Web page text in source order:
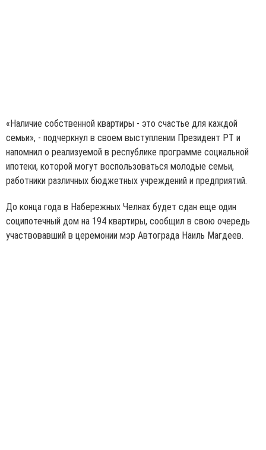
«Наличие собственной квартиры - это счастье для каждой
семьи», - подчеркнул в своем выступлении Президент РТ и
напомнил о реализуемой в республике программе социальной
ипотеки, которой могут воспользоваться молодые семьи,
работники различных бюджетных учреждений и предприятий.
До конца года в Набережных Челнах будет сдан еще один
соципотечный дом на 194 квартиры, сообщил в свою очередь
участвовавший в церемонии мэр Автограда Наиль Магдеев.